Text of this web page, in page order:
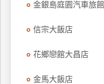
金銀島庭園汽車旅館
信宗大飯店
花鄉戀館大昌店
金馬大飯店